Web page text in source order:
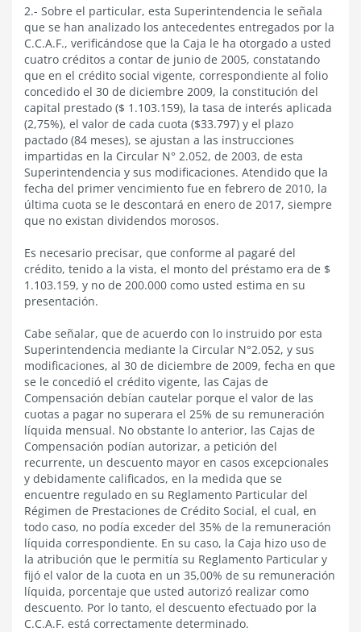
2.- Sobre el particular, esta Superintendencia le señala
que se han analizado los antecedentes entregados por la
C.C.A.F., verificándose que la Caja le ha otorgado a usted
cuatro créditos a contar de junio de 2005, constatando
que en el crédito social vigente, correspondiente al folio
concedido el 30 de diciembre 2009, la constitución del
capital prestado ($ 1.103.159), la tasa de interés aplicada
(2,75%), el valor de cada cuota ($33.797) y el plazo
pactado (84 meses), se ajustan a las instrucciones
impartidas en la Circular N° 2.052, de 2003, de esta
Superintendencia y sus modificaciones. Atendido que la
fecha del primer vencimiento fue en febrero de 2010, la
última cuota se le descontará en enero de 2017, siempre
que no existan dividendos morosos.
Es necesario precisar, que conforme al pagaré del
crédito, tenido a la vista, el monto del préstamo era de $
1.103.159, y no de 200.000 como usted estima en su
presentación.
Cabe señalar, que de acuerdo con lo instruido por esta
Superintendencia mediante la Circular N°2.052, y sus
modificaciones, al 30 de diciembre de 2009, fecha en que
se le concedió el crédito vigente, las Cajas de
Compensación debían cautelar porque el valor de las
cuotas a pagar no superara el 25% de su remuneración
líquida mensual. No obstante lo anterior, las Cajas de
Compensación podían autorizar, a petición del
recurrente, un descuento mayor en casos excepcionales
y debidamente calificados, en la medida que se
encuentre regulado en su Reglamento Particular del
Régimen de Prestaciones de Crédito Social, el cual, en
todo caso, no podía exceder del 35% de la remuneración
líquida correspondiente. En su caso, la Caja hizo uso de
la atribución que le permitía su Reglamento Particular y
fijó el valor de la cuota en un 35,00% de su remuneración
líquida, porcentaje que usted autorizó realizar como
descuento. Por lo tanto, el descuento efectuado por la
C.C.A.F. está correctamente determinado.